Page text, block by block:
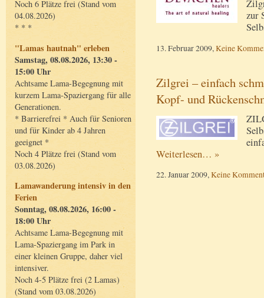
Noch 6 Plätze frei (Stand vom
04.08.2026)
* * *
"Lamas hautnah" erleben
Samstag, 08.08.2026, 13:30 -
15:00 Uhr
Achtsame Lama-Begegnung mit
kurzem Lama-Spaziergang für alle
Generationen.
* Barrierefrei * Auch für Senioren
und für Kinder ab 4 Jahren
geeignet *
Noch 4 Plätze frei (Stand vom
03.08.2026)
Lamawanderung intensiv in den
Ferien
Sonntag, 08.08.2026, 16:00 -
18:00 Uhr
Achtsame Lama-Begegnung mit
Lama-Spaziergang im Park in
einer kleinen Gruppe, daher viel
intensiver.
Noch 4-5 Plätze frei (2 Lamas)
(Stand vom 03.08.2026)
zur
13. Februar 2009, Keine
Zilgrei – einfach
Kopf- und
Weiterlesen… »
22. Januar 2009,Keine